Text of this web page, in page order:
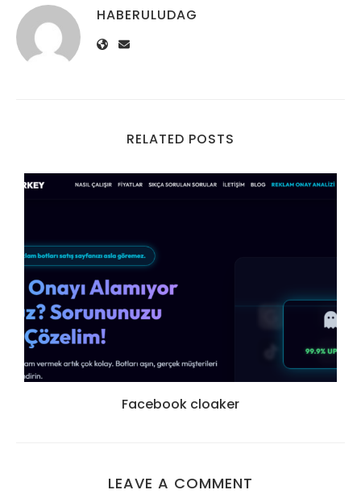
HABERULUDAG
RELATED POSTS
Facebook cloaker
LEAVE A COMMENT